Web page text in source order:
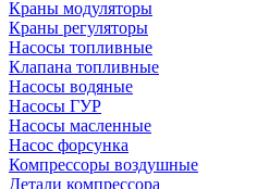
Краны модуляторы
Краны регуляторы
Насосы топливные
Клапана топливные
Насосы водяные
Насосы ГУР
Насосы масленные
Насос форсунка
Компрессоры воздушные
Детали компрессора